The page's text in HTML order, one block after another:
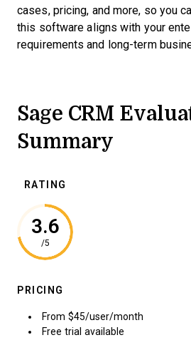
cases, pricing, and more, so you
this software aligns with your
requirements and long-term
Sage CRM
Summary
RATING
3.6
/5
PRICING
From $45/user/month
Free trial available